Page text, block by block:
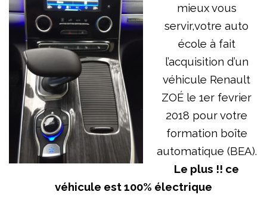
mieux vous
servir,votre auto
école à fait
l’acquisition d’un
véhicule Renault
ZOÉ le 1er fevrier
2018 pour votre
formation boîte
automatique (BEA).
Le plus !! ce
véhicule est 100% électrique